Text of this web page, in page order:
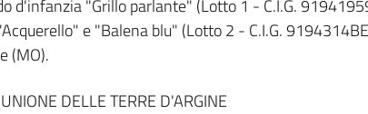
d'infanzia "Grillo parlante" (Lotto 1 - C.I.G.
e "Balena blu" (Lotto 2 - C.I.G.
(MO).
UNIONE DELLE TERRE D'ARGINE